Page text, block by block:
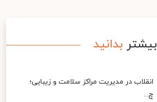
بیشتر بدانید
انقلاب در مدیریت مراکز سلامت و زیبایی؛
چ...